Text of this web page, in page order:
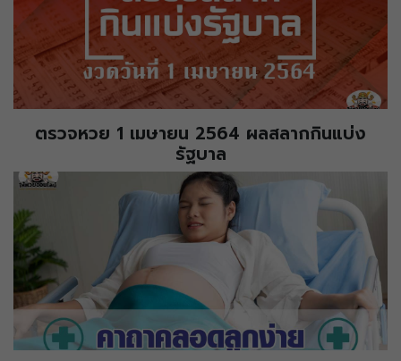
ตรวจหวย 1 เมษายน 2564 ผลสลากกินแบ่ง
รัฐบาล